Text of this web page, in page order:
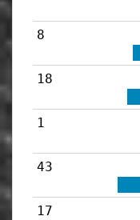
8
18
1
43
17